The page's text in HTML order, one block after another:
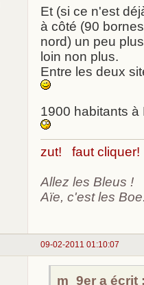
Et (si ce n'est
à côté (90
nord) un peu
loin non plus.
Entre les deux
1900 habitants à
zut! faut cliquer!
Allez les Bleus !
Aïe, c'est les
09-02-2011 01:10:07
m_9er a écrit